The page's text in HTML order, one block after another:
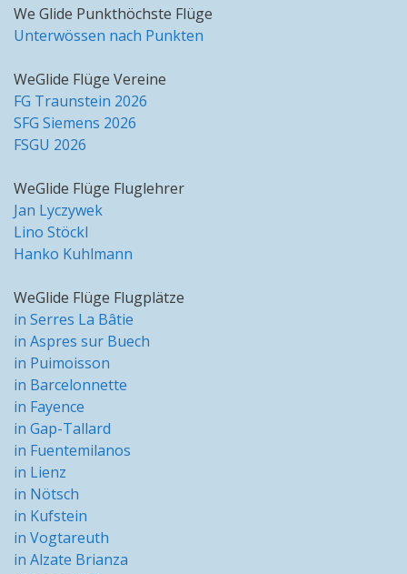
We Glide Punkthöchste Flüge
Unterwössen nach Punkten
WeGlide Flüge Vereine
FG Traunstein 2026
SFG Siemens 2026
FSGU 2026
WeGlide Flüge Fluglehrer
Jan Lyczywek
Lino Stöckl
Hanko Kuhlmann
WeGlide Flüge Flugplätze
in Serres La Bâtie
in Aspres sur Buech
in Puimoisson
in Barcelonnette
in Fayence
in Gap-Tallard
in Fuentemilanos
in Lienz
in Nötsch
in Kufstein
in Vogtareuth
in Alzate Brianza